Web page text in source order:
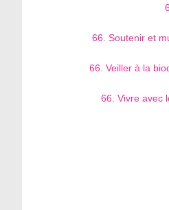
66. Soutenir et
66. Veiller à la
66. Vivre avec